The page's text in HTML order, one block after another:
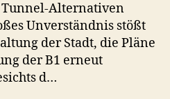
Alternativen
Unverständnis stößt
der Stadt, die Pläne
der B1 erneut
d…